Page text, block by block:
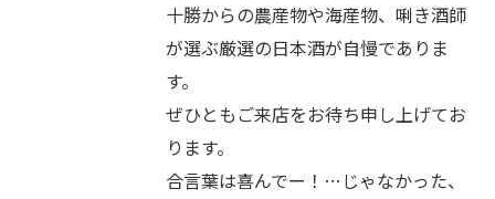
十勝からの農産物や海産物、唎き酒師
が選ぶ厳選の日本酒が自慢でありま
す。
ぜひともご来店をお待ち申し上げてお
ります。
合言葉は喜んでー！…じゃなかった、